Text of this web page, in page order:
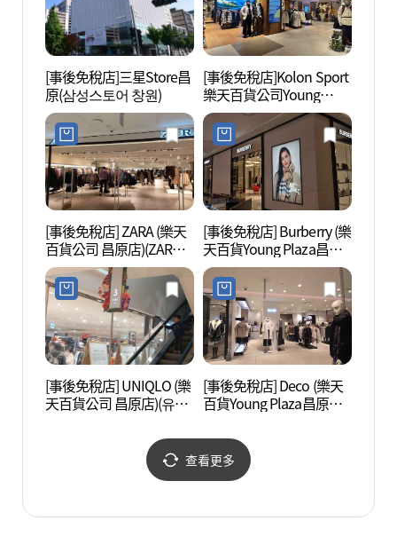
[事後免稅店]三星Store昌
原(삼성스토어 창원)
[事後免稅店]Kolon Sport
樂天百貨公司Young
Plaza昌原店(코오롱스포
츠 롯데백화점영플라자
창원점)
[事後免稅店] ZARA (樂天
百貨公司 昌原店)(ZARA
롯데백화점 창원점)
[事後免稅店] Burberry (樂
天百貨Young Plaza昌原
店)(버버리 롯데백화점영
플라자 창원점)
[事後免稅店] UNIQLO (樂
天百貨公司 昌原店)(유니
[事後免稅店] Deco (樂天
百貨Young Plaza昌原店)
자 창원점)
查看更多